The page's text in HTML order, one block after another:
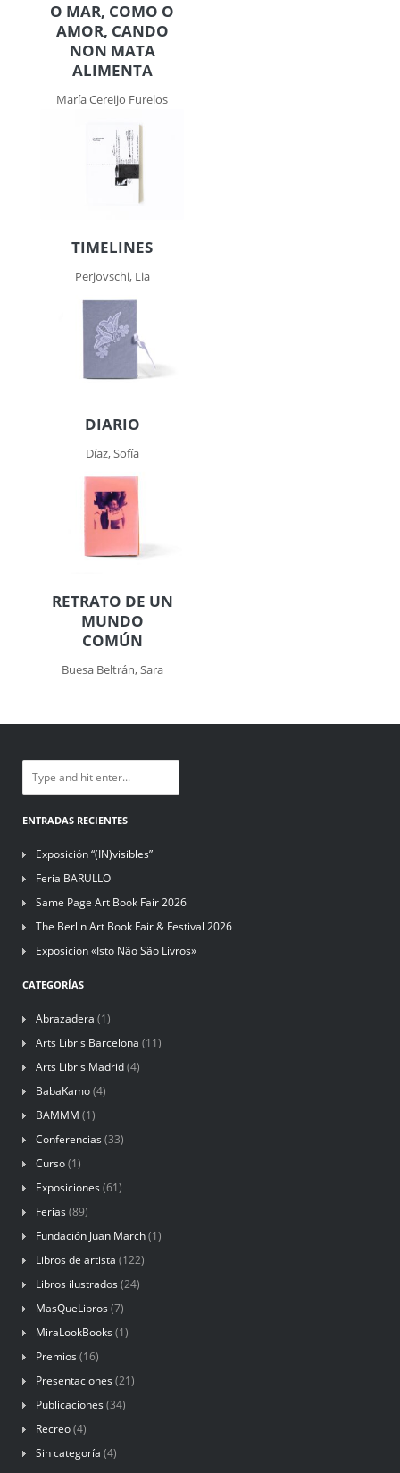
O MAR, COMO O
AMOR, CANDO
NON MATA
ALIMENTA
María Cereijo Furelos
TIMELINES
Perjovschi, Lia
DIARIO
Díaz, Sofía
RETRATO DE UN
MUNDO
COMÚN
Buesa Beltrán, Sara
ENTRADAS RECIENTES
Exposición “(IN)visibles”
Feria BARULLO
Same Page Art Book Fair 2026
The Berlin Art Book Fair & Festival 2026
Exposición «Isto Não São Livros»
CATEGORÍAS
Abrazadera (1)
Arts Libris Barcelona (11)
Arts Libris Madrid(4)
BabaKamo(4)
BAMMM (1)
Conferencias (33)
Curso(1)
Exposiciones (61)
Ferias (89)
Fundación Juan March(1)
Libros de artista (122)
Libros ilustrados (24)
MasQueLibros (7)
MiraLookBooks (1)
Premios (16)
Presentaciones (21)
Publicaciones (34)
Recreo(4)
Sin categoría (4)